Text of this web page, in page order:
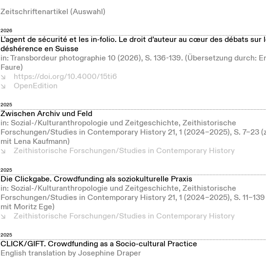
Zeitschriftenartikel (Auswahl)
2026
L’agent de sécurité et les in‑folio. Le droit d’auteur au cœur des débats sur
déshérence en Suisse
in: Transbordeur photographie 10 (2026), S. 136-139. (Übersetzung durch:
Faure)
https://doi.org/10.4000/15ti6
OpenEdition
2025
Zwischen Archiv und Feld
in: Sozial-/Kulturanthropologie und Zeitgeschichte, Zeithistorische
Forschungen/Studies in Contemporary History 21, 1 (2024–2025), S. 7–23
mit Lena Kaufmann)
Zeithistorische Forschungen/Studies in Contemporary History
2025
Die Clickgabe. Crowdfunding als soziokulturelle Praxis
in: Sozial-/Kulturanthropologie und Zeitgeschichte, Zeithistorische
Forschungen/Studies in Contemporary History 21, 1 (2024–2025), S. 11–139
mit Moritz Ege)
Zeithistorische Forschungen/Studies in Contemporary History
2025
CLICK/GIFT. Crowdfunding as a Socio-cultural Practice
English translation by Josephine Draper